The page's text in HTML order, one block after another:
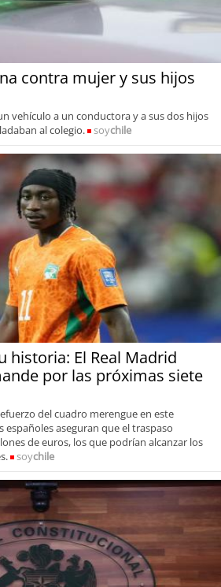
contra mujer y sus hijos
vehículo a un conductora y a sus dos hijos
al colegio.
soychile
historia: El Real Madrid
por las próximas siete
del cuadro merengue en este
españoles aseguran que el traspaso
de euros, los que podrían alcanzar los
soychile